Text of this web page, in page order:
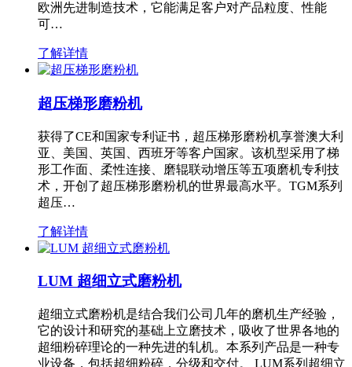
欧洲先进制造技术，它能满足客户对产品粒度、性能
可…
了解详情
超压梯形磨粉机
获得了CE和国家专利证书，超压梯形磨粉机享誉澳大利
亚、美国、英国、西班牙等客户国家。该机型采用了梯
形工作面、柔性连接、磨辊联动增压等五项磨机专利技
术，开创了超压梯形磨粉机的世界最高水平。TGM系列
超压…
了解详情
LUM 超细立式磨粉机
超细立式磨粉机是结合我们公司几年的磨机生产经验，
它的设计和研究的基础上立磨技术，吸收了世界各地的
超细粉碎理论的一种先进的轧机。本系列产品是一种专
业设备，包括超细粉碎，分级和交付。 LUM系列超细立